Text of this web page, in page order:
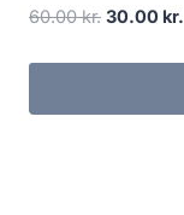
60.00kr. Original
30.00 kr.